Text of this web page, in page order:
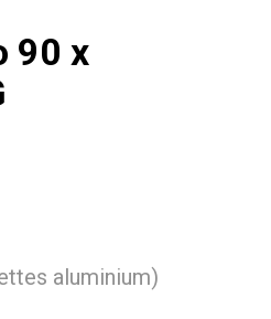
90 x
aluminium)